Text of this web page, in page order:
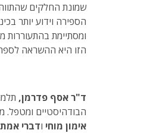
שמונת החלקים
הספירה וידוע יותר
ומסתיימת
הזו היא ההשראה
ד"ר אסף פדרמן,
הבודהיסטיים ומטפל.
אימון מוחי ודברי